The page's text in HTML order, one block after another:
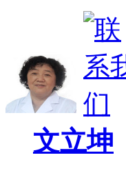
文立坤